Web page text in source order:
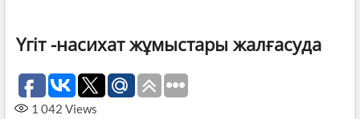
Үгіт -насихат жұмыстары жалғасуда
1 042 Views